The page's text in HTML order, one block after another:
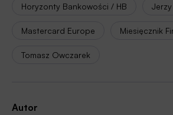
Horyzonty Bankowości / HB
Mastercard Europe Miesięcznik
Tomasz Owczarek
Autor